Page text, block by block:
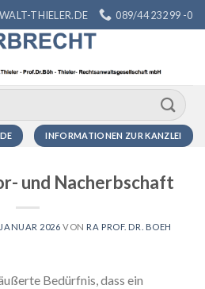
THIELER.DE 089/44 232 99 -0
INFORMATIONEN ZUR KANZLEI
und Nacherbschaft
2026 VON RA PROF. DR. BOEH
Bedürfnis, dass ein